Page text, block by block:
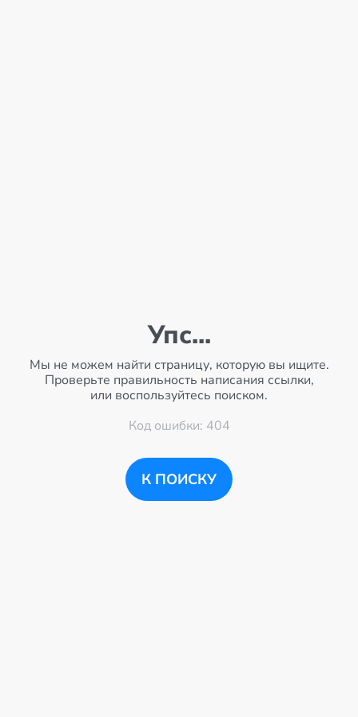
Упс...
Мы не можем найти страницу, которую вы ищите.
Проверьте правильность написания ссылки,
или воспользуйтесь поиском.
Код ошибки: 404
К ПОИСКУ